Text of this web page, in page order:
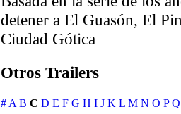
detener a El Guasón, El
Ciudad Gótica
Otros Trailers
#A B C D E F G H I J K L M N O P Q